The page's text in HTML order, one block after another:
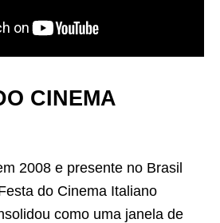
CINEMA
2008 e presente no Brasil
do Cinema Italiano
como uma janela de